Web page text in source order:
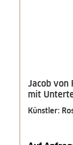
Jacob von
mit
Künstler: